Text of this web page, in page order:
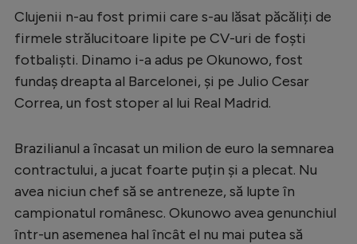
Clujenii n-au fost primii care s-au lăsat păcăliți de
firmele strălucitoare lipite pe CV-uri de foști
fotbaliști. Dinamo i-a adus pe Okunowo, fost
fundaș dreapta al Barcelonei, și pe Julio Cesar
Correa, un fost stoper al lui Real Madrid.
Brazilianul a încasat un milion de euro la semnarea
contractului, a jucat foarte puțin și a plecat. Nu
avea niciun chef să se antreneze, să lupte în
campionatul românesc. Okunowo avea genunchiul
într-un asemenea hal încât el nu mai putea să